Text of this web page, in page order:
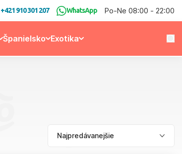
+421 910 301 207 WhatsApp Po-Ne 08:00 - 22:00
Španielsko Exotika